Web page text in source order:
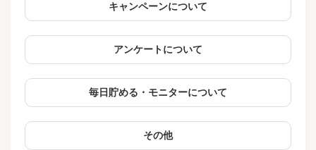
キャンペーンについて
アンケートについて
毎日貯める・モニターについて
その他